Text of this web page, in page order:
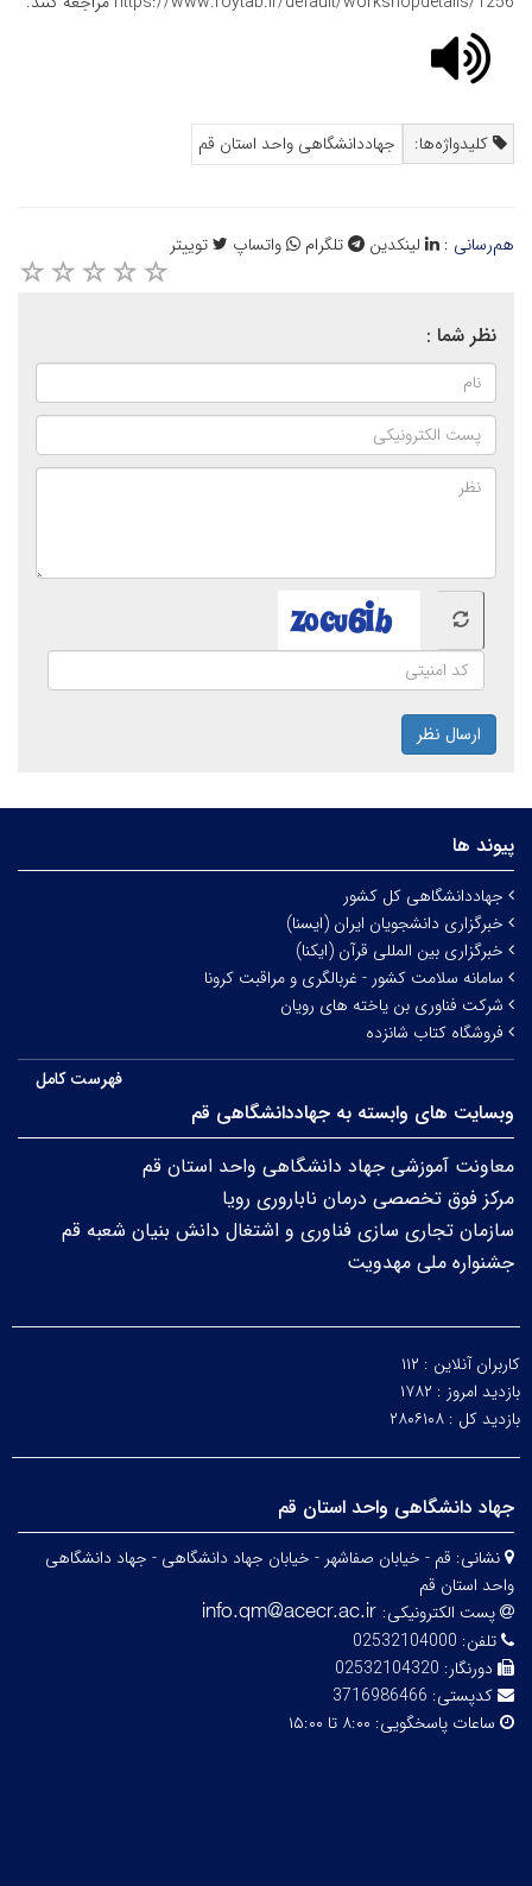
کلیدواژه‌ها: جهاددانشگاهی واحد استان قم
هم‌رسانی : لینکدین تلگرام واتساپ توییتر
نظر شما :
ارسال نظر
پیوند ها
جهاددانشگاهی کل کشور
خبرگزاری دانشجویان ایران (ایسنا)
خبرگزاری بین المللی قرآن (ایکنا)
سامانه سلامت کشور - غربالگری و مراقبت کرونا
شرکت فناوری بن یاخته های رویان
فروشگاه کتاب شانزده
فهرست کامل
وبسایت های وابسته به جهاددانشگاهی قم
معاونت آموزشی جهاد دانشگاهی واحد استان قم
مرکز فوق تخصصی درمان ناباروری رویا
سازمان تجاری سازی فناوری و اشتغال دانش بنیان شعبه قم
جشنواره ملی مهدویت
کاربران آنلاین : ۱۱۲
بازدید امروز : ۱۷۸۲
بازدید کل : ۲۸۰۶۱۰۸
جهاد دانشگاهی واحد استان قم
نشانی: قم - خیابان صفاشهر - خیابان جهاد دانشگاهی - جهاد دانشگاهی
واحد استان قم
پست الکترونیکی:
تلفن: 02532104000
دورنگار: 02532104320
کدپستی: 3716986466
ساعات پاسخگویی: ۸:۰۰ تا ۱۵:۰۰